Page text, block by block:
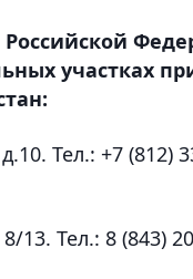
участках
Тел.: +7 (812)
13. Тел.: 8 (843)